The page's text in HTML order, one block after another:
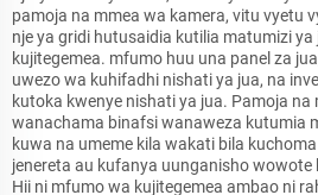
pamoja na mmea wa kamera, vitu vyetu
nje ya gridi hutusaidia kutilia matumizi ya
kujitegemea. mfumo huu una panel za
uwezo wa kuhifadhi nishati ya jua, na
kutoka kwenye nishati ya jua. Pamoja na
wanachama binafsi wanaweza kutumia
kuwa na umeme kila wakati bila
jenereta au kufanya uunganisho wowote
Hii ni mfumo wa kujitegemea ambao ni